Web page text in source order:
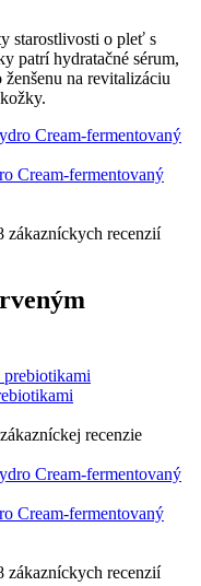
starostlivosti o pleť s
patrí hydratačné sérum,
na revitalizáciu
Cream-fermentovaný
zákazníckych recenzií
zákazníckej recenzie
Cream-fermentovaný
zákazníckych recenzií